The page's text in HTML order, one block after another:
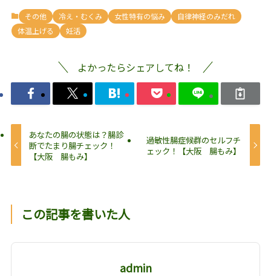
その他 冷え・むくみ 女性特有の悩み
自律神経のみだれ
体温上げる
妊活
よかったらシェアしてね！
あなたの腸の状態は？腸診
断でたまり腸チェック！
【大阪 腸もみ】
過敏性腸症候群のセルフチ
ェック！【大阪 腸もみ】
この記事を書いた人
admin